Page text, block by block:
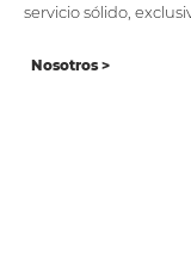
servicio sólido,
Nosotros >